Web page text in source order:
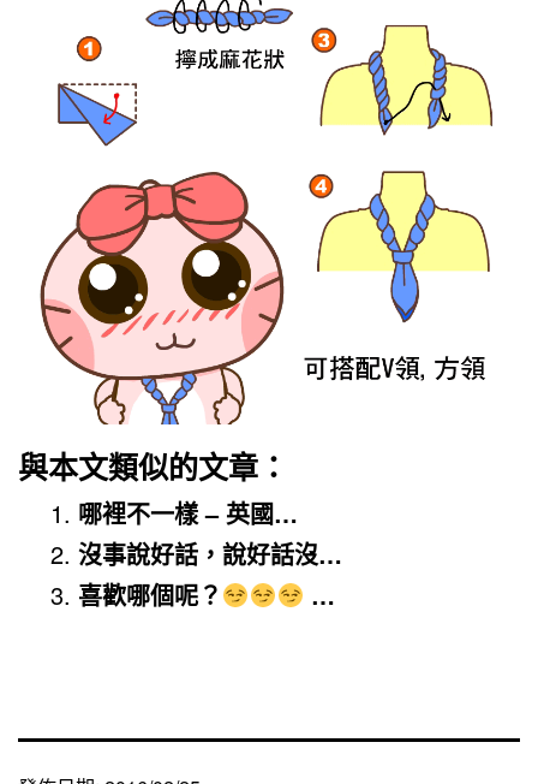
與本文類似的文章：
哪裡不一樣 – 英國…
沒事說好話，說好話沒…
喜歡哪個呢？
…